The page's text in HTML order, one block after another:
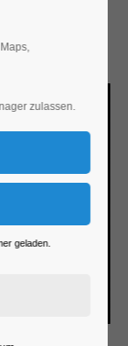
zulassen.
geladen.